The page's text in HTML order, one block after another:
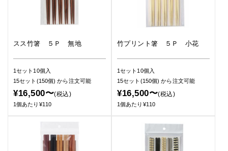
スス竹箸 ５Ｐ 無地
1セット10個入
15セット(150個)から注文可能
¥16,500〜(税込)
1個あたり¥110
竹プリント箸 ５Ｐ 小花
1セット10個入
15セット(150個)から注文可能
¥16,500〜(税込)
1個あたり¥110